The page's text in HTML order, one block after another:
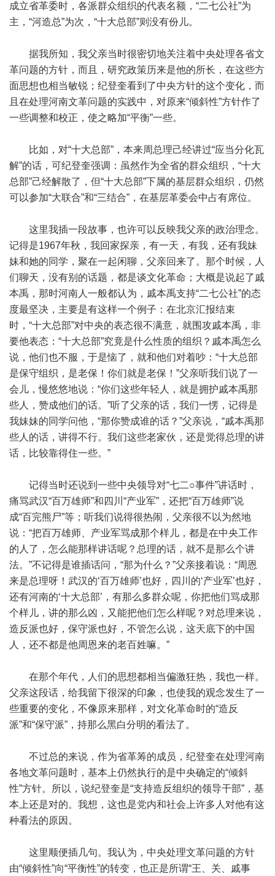
成立省革委时，各派群众组织的代表名额，“二七公社”为
主，“河造总”为次，“十大总部”则没有份儿。
据我所知，我父亲当时很密切地关注着中央处理各省文
革问题的方针，而且，研究政策历来是他的所长，在这些方
面思想也相当敏锐；纪登奎看到了中央方针的这个变化，而
且在处理河南文革问题的实践中，对原来“倾斜性”方针作了
一些调整和校正，使之略加“平衡”一些。
比如，对“十大总部”，本来周总理己经讲过“应当分化瓦
解”的话，可纪登奎强调：虽然作为全省的群众组织，“十大
总部”己经解散了，但“十大总部”下属的基层群众组织，仍然
可以参加“大联合”和“三结合”，在基层革委会中占有席位。
这里我插一段故事，也许可以反映我父亲的政治理念。
记得是1967年秋，我回家探亲，有一天，有我，还有我妹
妹和她的同学，聚在一起闲聊，父亲回来了。那个时候，人
们聊天，没有别的话题，都是谈文化革命；大概是说起了戚
本禹，那时河南人一般都认为，戚本禹支持“二七公社”的态
度最坚决，主要是有这样一个例子：在北京汇报结束
时，“十大总部”对中央的表态很不满意，就围攻戚本禹，非
要他表态：“十大总部”究竟是什么性质的组织？戚本禹怎么
说，他们也不服，于是恼了，就和他们对着吵：“十大总部
是保守组织，是老保！你们就是老保！”父亲听我们说了一
会儿，慢悠悠地说：“你们这些年轻人，就是拥护戚本禹那
些人，赞成他们的话。”听了父亲的话，我们一愣，记得是
我妹妹的同学问他，“那你赞成谁的话？”父亲说，“戚本禹那
些人的话，讲得不行。我们这些老家伙，还是觉得总理的讲
话，比较靠得住一些。”
记得当时还说到一些中央领导对“七二○事件”讲话时，
痛骂武汉“百万雄师”和四川“产业军”，还把“百万雄师”说
成“百完熊尸”等；听我们说得很热闹，父亲很不以为然地
说：“把百万雄师、产业军骂成那个样儿，都是在中央工作
的人了，怎么能那样讲话呢？总理的话，就不是那么个讲
法。”不记得是谁插话问，“那为什么？”父亲接着说：“周恩
来是总理呀！武汉的‘百万雄师’也好，四川的‘产业军’也好，
还有河南的‘十大总部’，有那么多群众呢，你把他们骂成那
个样儿，讲的那么凶，又能把他们怎么样呢？对总理来说，
造反派也好，保守派也好，不管怎么说，这天底下的中国
人，还不都是他周恩来的老百姓嘛。”
在那个年代，人们的思想都相当偏激狂热，我也一样。
父亲这段话，给我留下很深的印象，也使我的观念发生了一
些重要的变化，不像原来那样，对文化革命时的“造反
派”和“保守派”，持那么黑白分明的看法了。
不过总的来说，作为省革筹的成员，纪登奎在处理河南
各地文革问题时，基本上仍然执行的是中央确定的“倾斜
性”方针。所以，说纪登奎是“支持造反组织的领导干部”，基
本上还是对的。我想，这也是党内和社会上许多人对他有这
种看法的原因。
这里顺便插几句。我认为，中央处理文革问题的方针
由“倾斜性”向“平衡性”的转变，也正是所谓“王、关、戚事